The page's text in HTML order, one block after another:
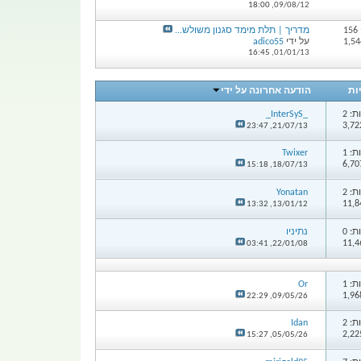
09/08/12,
18:00
מדריך | תלת מימד סגנון משולש...
על ידי adico55
01/01/13,
16:45
הודעה אחרונה על ידי
2
21/07/13,
23:47
1
Twixer
18/07/13,
15:18
2
Yonatan
13/01/12,
13:32
0
נתיניו
22/01/08,
03:41
1
Or
09/05/26,
22:29
2
Idan
05/05/26,
15:27